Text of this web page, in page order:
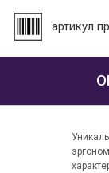
артикул